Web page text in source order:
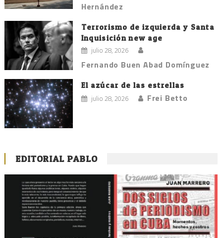
Hernández
Terrorismo de izquierda y Santa
Inquisición new age
julio 28, 2026
Fernando Buen Abad Domínguez
El azúcar de las estrellas
julio 28, 2026 Frei Betto
EDITORIAL PABLO